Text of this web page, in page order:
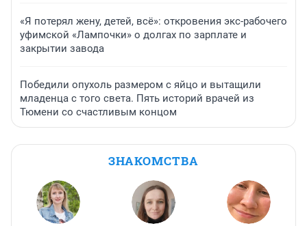
«Я потерял жену, детей, всё»: откровения экс-рабочего
уфимской «Лампочки» о долгах по зарплате и
закрытии завода
Победили опухоль размером с яйцо и вытащили
младенца с того света. Пять историй врачей из
Тюмени со счастливым концом
ЗНАКОМСТВА